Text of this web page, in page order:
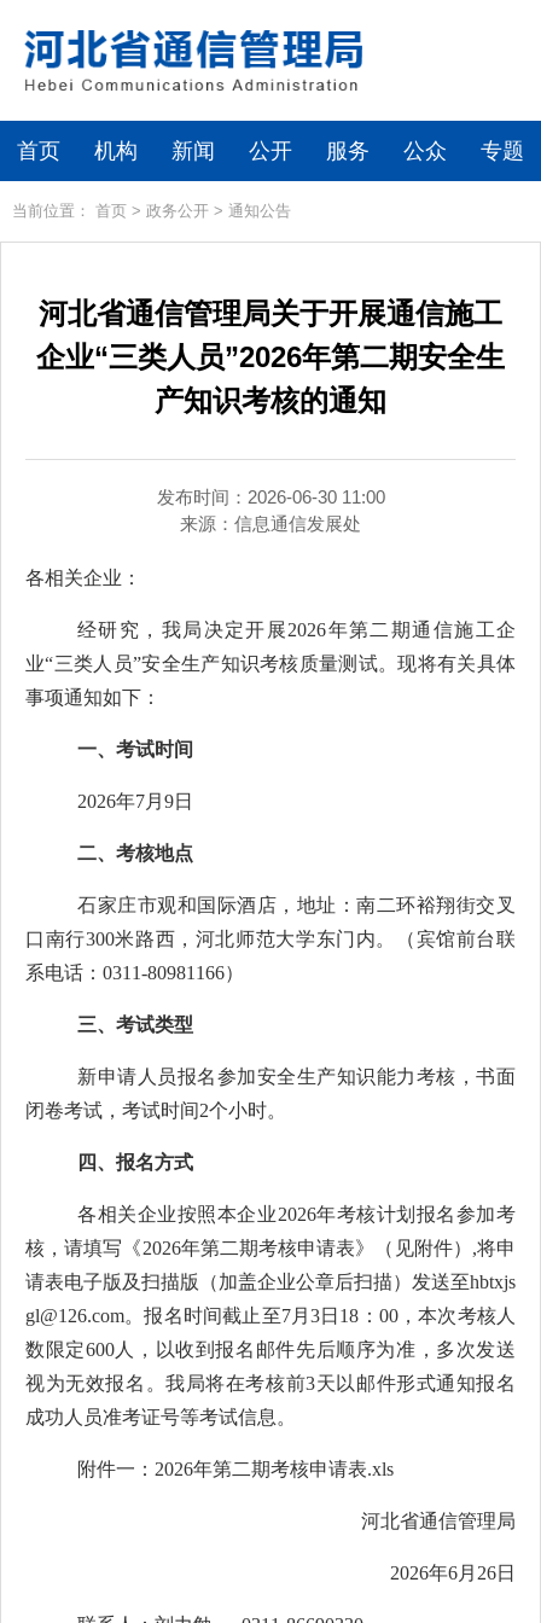
首页 机构 新闻 公开 服务 公众 专题
当前位置： 首页 > 政务公开 > 通知公告
河北省通信管理局关于开展通信施工
企业“三类人员”2026年第二期安全生
产知识考核的通知
发布时间：2026-06-30 11:00
来源： 信息通信发展处
各相关企业：
经研究，我局决定开展2026年第二期通信施工企
业“三类人员”安全生产知识考核质量测试。现将有关具体
事项通知如下：
一、考试时间
2026年7月9日
二、考核地点
石家庄市观和国际酒店，地址：南二环裕翔街交叉
口南行300米路西，河北师范大学东门内。（宾馆前台联
系电话：0311-80981166）
三、考试类型
新申请人员报名参加安全生产知识能力考核，书面
闭卷考试，考试时间2个小时。
四、报名方式
各相关企业按照本企业2026年考核计划报名参加考
核，请填写《2026年第二期考核申请表》（见附件）,将申
请表电子版及扫描版（加盖企业公章后扫描）发送至hbtxjs
gl@126.com。报名时间截止至7月3日18：00，本次考核人
数限定600人，以收到报名邮件先后顺序为准，多次发送
视为无效报名。我局将在考核前3天以邮件形式通知报名
成功人员准考证号等考试信息。
附件一：2026年第二期考核申请表.xls
河北省通信管理局
2026年6月26日